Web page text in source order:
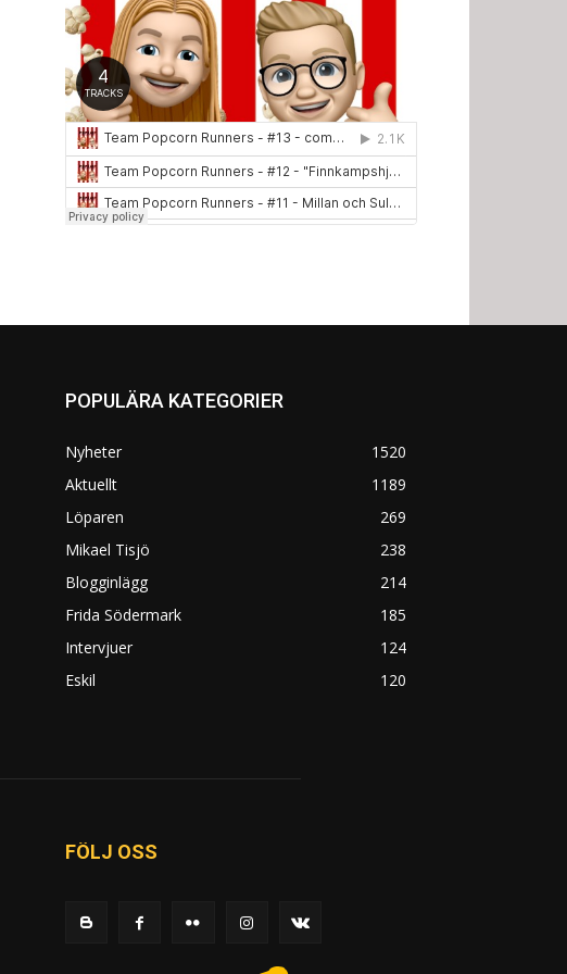
POPULÄRA KATEGORIER
Nyheter
1520
Aktuellt
1189
Löparen
269
Mikael Tisjö
238
Blogginlägg
214
Frida Södermark
185
Intervjuer
124
Eskil
120
FÖLJ OSS